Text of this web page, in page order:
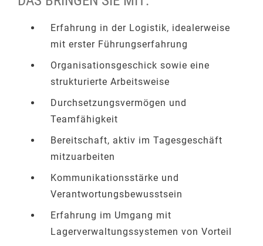
Erfahrung in der Logistik, idealerweise
mit erster Führungserfahrung
Organisationsgeschick sowie eine
strukturierte Arbeitsweise
Durchsetzungsvermögen und
Teamfähigkeit
Bereitschaft, aktiv im Tagesgeschäft
mitzuarbeiten
Kommunikationsstärke und
Verantwortungsbewusstsein
Erfahrung im Umgang mit
Lagerverwaltungssystemen von Vorteil